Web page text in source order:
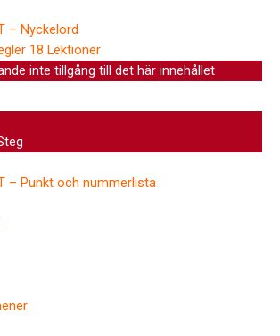
– Nyckelord
18 Lektioner
inte tillgång till det här innehållet
– Punkt och nummerlista